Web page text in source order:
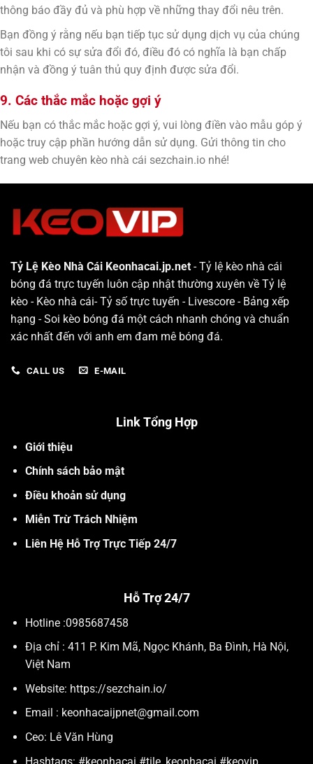
thông báo đầy đủ và phù hợp về những thay đổi nêu trên.
Bạn đồng ý rằng nếu bạn tiếp tục sử dụng dịch vụ của chúng
tôi sau khi có sự sửa đổi đó, điều đó có nghĩa là bạn chấp
nhận và đồng ý tuân thủ quy định được sửa đổi.
9. Các thắc mắc hoặc gợi ý
Nếu bạn có thắc mắc hoặc gợi ý, vui lòng điền vào mẫu góp ý
hoặc truy cập phần hướng dẫn sử dụng. Gửi thông tin cho
trang web chuyên kèo nhà cái sezchain.io nhé!
Tỷ Lệ Kèo Nhà Cái Keonhacai.jp.net - Tỷ lệ kèo nhà cái
bóng đá trực tuyến luôn cập nhật thường xuyên về Tỷ lệ
kèo - Kèo nhà cái- Tỷ số trực tuyến - Livescore - Bảng xếp
hạng - Soi kèo bóng đá một cách nhanh chóng và chuẩn
xác nhất đến với anh em đam mê bóng đá.
CALL US E-MAIL
Link Tổng Hợp
Giới thiệu
Chính sách bảo mật
Điều khoản sử dụng
Miễn Trừ Trách Nhiệm
Liên Hệ Hỗ Trợ Trực Tiếp 24/7
Hỗ Trợ 24/7
Hotline :0985687458
Địa chỉ : 411 P. Kim Mã, Ngọc Khánh, Ba Đình, Hà Nội,
Việt Nam
Website: https://sezchain.io/
Email : keonhacaijpnet@gmail.com
Ceo: Lê Văn Hùng
Hashtags: #keonhacai #tile_keonhacai #keovip